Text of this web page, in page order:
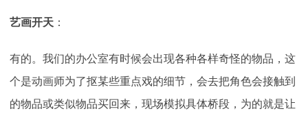
艺画开天 ：
有的。我们的办公室有时候会出现各种各样奇怪的物品，这
个是动画师为了抠某些重点戏的细节，会去把角色会接触到
的物品或类似物品买回来，现场模拟具体桥段，为的就是让